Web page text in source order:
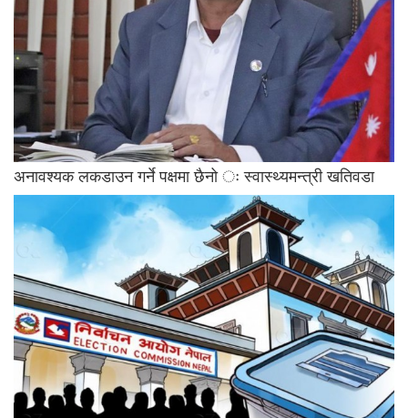
अनावश्यक लकडाउन गर्ने पक्षमा छैनो ः स्वास्थ्यमन्त्री खतिवडा